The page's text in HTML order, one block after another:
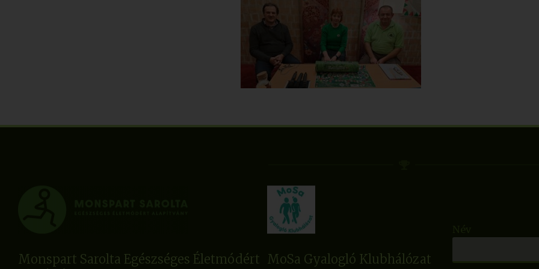
Monspart Sarolta Egészséges Életmódért MoSa Gyalogló Klubhálózat